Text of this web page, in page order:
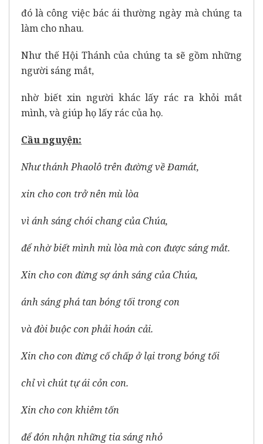
đó là công việc bác ái thường ngày mà chúng ta
làm cho nhau.
Như thế Hội Thánh của chúng ta sẽ gồm những
người sáng mắt,
nhờ biết xin người khác lấy rác ra khỏi mắt
mình, và giúp họ lấy rác của họ.
Cầu nguyện:
Như thánh Phaolô trên đường về Đamát,
xin cho con trở nên mù lòa
vì ánh sáng chói chang của Chúa,
để nhờ biết mình mù lòa mà con được sáng mắt.
Xin cho con đừng sợ ánh sáng của Chúa,
ánh sáng phá tan bóng tối trong con
và đòi buộc con phải hoán cải.
Xin cho con đừng cố chấp ở lại trong bóng tối
chỉ vì chút tự ái cỏn con.
Xin cho con khiêm tốn
để đón nhận những tia sáng nhỏ